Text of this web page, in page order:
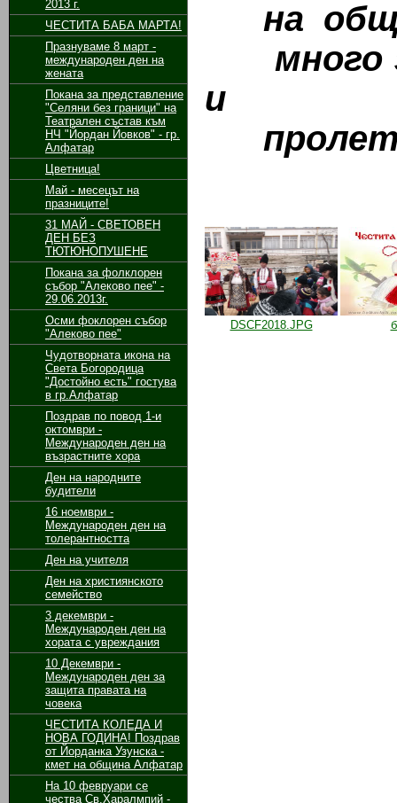
2013 г.
ЧЕСТИТА БАБА МАРТА!
Празнуваме 8 март -
международен ден на
жената
Покана за представление
"Селяни без граници" на
Театрален състав към
НЧ "Йордан Йовков" - гр.
Алфатар
Цветница!
Май - месецът на
празниците!
31 МАЙ - СВЕТОВЕН
ДЕН БЕЗ
ТЮТЮНОПУШЕНЕ
Покана за фолклорен
събор "Алеково пее" -
29.06.2013г.
Осми фоклорен събор
"Алеково пее"
Чудотворната икона на
Света Богородица
"Достойно есть" гостува
в гр.Алфатар
Поздрав по повод 1-и
октомври -
Международен ден на
възрастните хора
Ден на народните
будители
16 ноември -
Международен ден на
толерантността
Ден на учителя
Ден на християнското
семейство
3 декември -
Международен ден на
хората с увреждания
10 Декември -
Международен ден за
защита правата на
човека
ЧЕСТИТА КОЛЕДА И
НОВА ГОДИНА! Поздрав
от Йорданка Узунска -
кмет на община Алфатар
На 10 февруари се
чества Св.Харалмпий -
на
много
и
DSCF2018.JPG